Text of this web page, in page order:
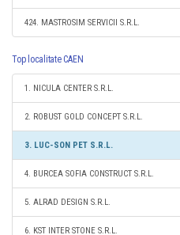
424. MASTROSIM SERVICII S.R.L.
Top localitate CAEN
1. NICULA CENTER S.R.L.
2. ROBUST GOLD CONCEPT S.R.L.
3. LUC-SON PET S.R.L.
4. BURCEA SOFIA CONSTRUCT S.R.L.
5. ALRAD DESIGN S.R.L.
6. KST INTER STONE S.R.L.